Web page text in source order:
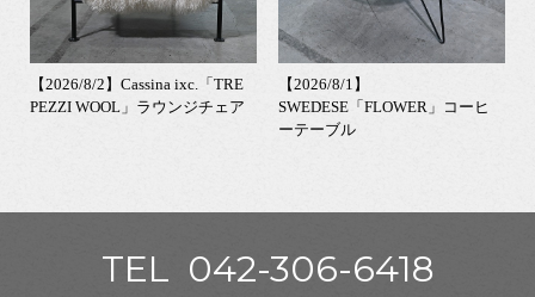
【2026/8/2】Cassina ixc.「TRE
PEZZI WOOL」ラウンジチェア
【2026/8/1】
SWEDESE「FLOWER」コーヒ
ーテーブル
TEL 042-306-6418